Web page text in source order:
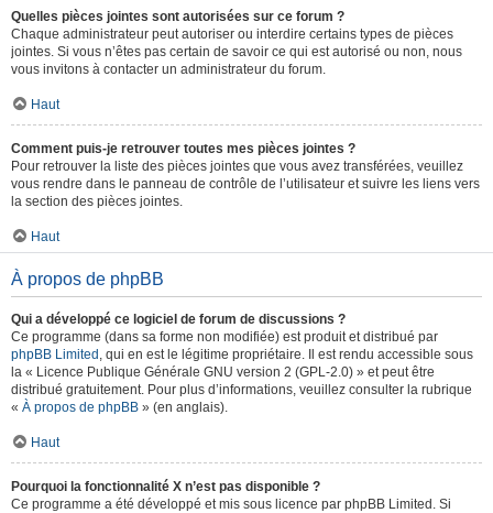
Quelles pièces jointes sont autorisées sur ce forum ?
Chaque administrateur peut autoriser ou interdire certains types de pièces
jointes. Si vous n’êtes pas certain de savoir ce qui est autorisé ou non, nous
vous invitons à contacter un administrateur du forum.
Haut
Comment puis-je retrouver toutes mes pièces jointes ?
Pour retrouver la liste des pièces jointes que vous avez transférées, veuillez
vous rendre dans le panneau de contrôle de l’utilisateur et suivre les liens vers
la section des pièces jointes.
Haut
À propos de phpBB
Qui a développé ce logiciel de forum de discussions ?
Ce programme (dans sa forme non modifiée) est produit et distribué par
phpBB Limited , qui en est le légitime propriétaire. Il est rendu accessible sous
la « Licence Publique Générale GNU version 2 (GPL-2.0) » et peut être
distribué gratuitement. Pour plus d’informations, veuillez consulter la rubrique
« À propos de phpBB » (en anglais).
Haut
Pourquoi la fonctionnalité X n’est pas disponible ?
Ce programme a été développé et mis sous licence par phpBB Limited. Si